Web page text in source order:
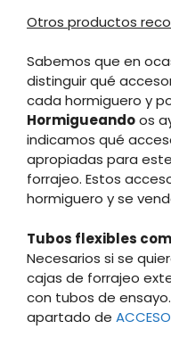
Otros productos
Sabemos que en
distinguir qué
cada hormiguero y
Hormigueandoos
indicamos qué
apropiadas para
forrajeo. Estos
hormiguero y se
Tubos flexibles
Necesarios si se
cajas de forrajeo
con tubos de
apartado de